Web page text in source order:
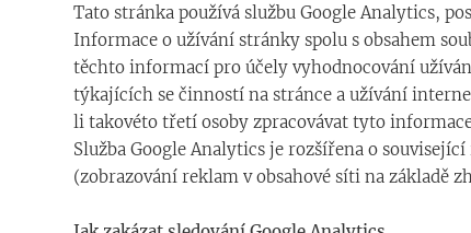
Tato stránka používá službu Google Analytics,
Informace o užívání stránky spolu s obsahem
těchto informací pro účely vyhodnocování
týkajících se činností na stránce a užívání
li takovéto třetí osoby zpracovávat tyto
Služba Google Analytics je rozšířena o
(zobrazování reklam v obsahové síti na